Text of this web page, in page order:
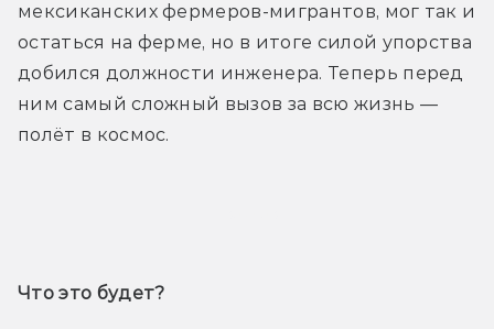
мексиканских фермеров-мигрантов, мог так и
остаться на ферме, но в итоге силой упорства
добился должности инженера. Теперь перед
ним самый сложный вызов за всю жизнь —
полёт в космос.
Что это будет?